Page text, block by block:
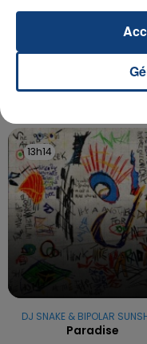
UNE
OPÉRER DE LA
La famille a porté
reconnu sa
excuses.
13h14
13h14
DJ SNAKE & BIPOLAR
Paradise